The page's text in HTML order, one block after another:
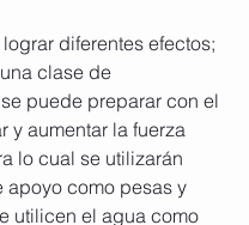
diferentes efectos;
clase de
puede preparar con el
y aumentar la fuerza
lo cual se utilizarán
apoyo como pesas y
utilicen el agua como